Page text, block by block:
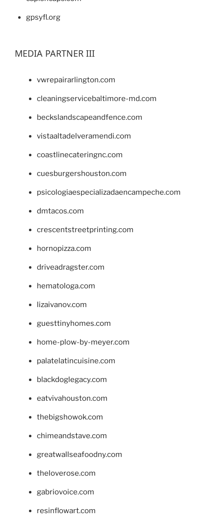
gpsyfl.org
MEDIA PARTNER III
vwrepairarlington.com
cleaningservicebaltimore-md.com
beckslandscapeandfence.com
vistaaltadelveramendi.com
coastlinecateringnc.com
cuesburgershouston.com
psicologiaespecializadaencampeche.com
dmtacos.com
crescentstreetprinting.com
hornopizza.com
driveadragster.com
hematologa.com
lizaivanov.com
guesttinyhomes.com
home-plow-by-meyer.com
palatelatincuisine.com
blackdoglegacy.com
eatvivahouston.com
thebigshowok.com
chimeandstave.com
greatwallseafoodny.com
theloverose.com
gabriovoice.com
resinflowart.com